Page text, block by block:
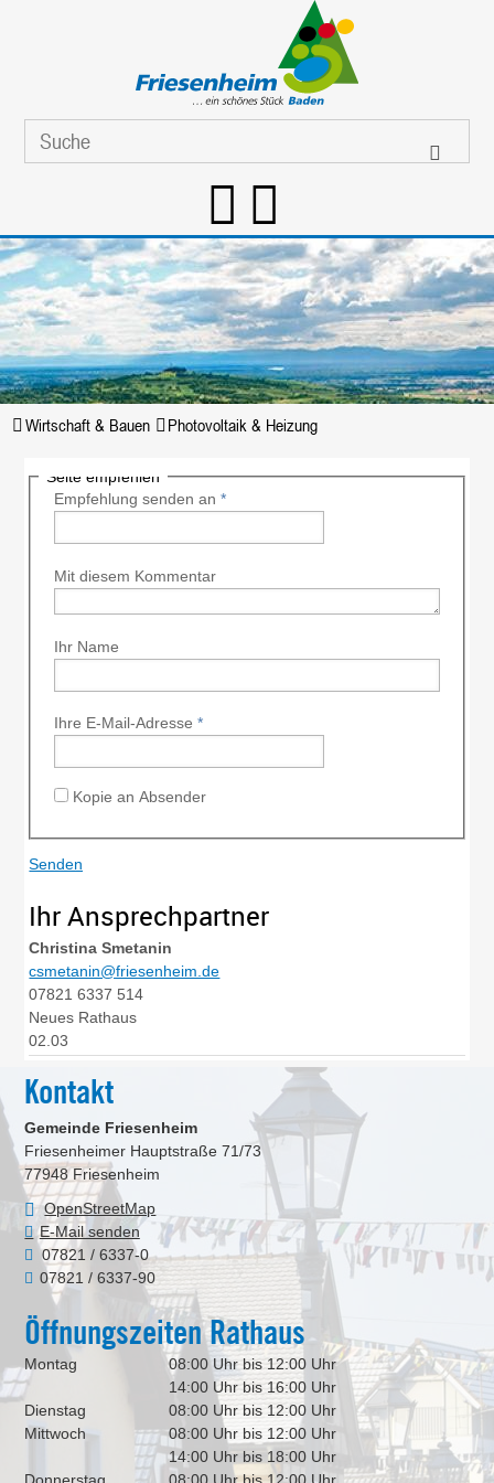
Wirtschaft & Bauen Photovoltaik & Heizung
Seite empfehlen
Empfehlung senden an *
Mit diesem Kommentar
Ihr Name
Ihre E-Mail-Adresse *
Kopie an Absender
Ihr Ansprechpartner
Christina Smetanin
csmetanin@friesenheim.de
07821 6337 514
Neues Rathaus
02.03
Kontakt
Gemeinde Friesenheim
Friesenheimer Hauptstraße 71/73
77948 Friesenheim
OpenStreetMap
E-Mail senden
07821 / 6337-0
07821 / 6337-90
Öffnungszeiten Rathaus
Montag
08:00 Uhr bis 12:00 Uhr
14:00 Uhr bis 16:00 Uhr
Dienstag
08:00 Uhr bis 12:00 Uhr
Mittwoch
08:00 Uhr bis 12:00 Uhr
14:00 Uhr bis 18:00 Uhr